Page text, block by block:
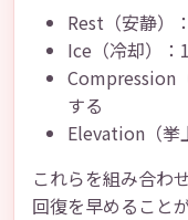
Rest（安静）
Ice（冷却）：
Compression
する
Elevation（挙
これらを組み合わ
回復を早めること